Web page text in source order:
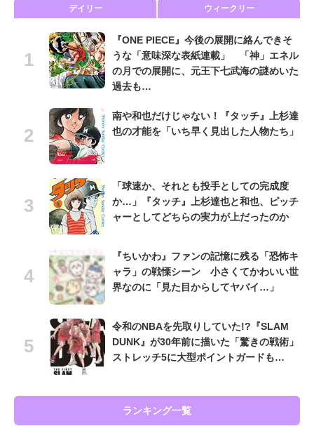
デイリー ウィークリー
『ONE PIECE』今後の展開に絡んできそ
うな「意味深な表紙連載」 「神」エネル
の月での展開に、元王下七武海の謎めいた
過去も…
南や和也だけじゃない！『タッチ』上杉達
也の才能を「いち早く見出した人物たち」
「球速か、それとも投手としての完成度
か…」『タッチ』上杉達也と和也、ピッチ
ャーとしてどちらの実力が上だったのか
『ちいかわ』ファンの記憶に残る「恐怖キ
ャラ」の戦慄シーン 小さくてかわいい世
界なのに「見た目からしてヤバイ…」
令和のNBAを先取りしていた!?『SLAM
DUNK』が30年前に描いた「驚きの戦術」
ストレッチ5に大型ポイントガードも…
ランキング一覧